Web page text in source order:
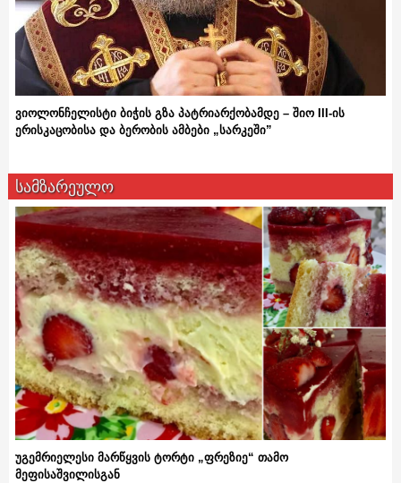
ვიოლონჩელისტი ბიჭის გზა პატრიარქობამდე – შიო III-ის
ერისკაცობისა და ბერობის ამბები „სარკეში”
სამზარეულო
უგემრიელესი მარწყვის ტორტი „ფრეზიე“ თამო
მეფისაშვილისგან